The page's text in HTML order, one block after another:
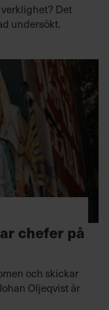
Det
undersökt.
chefer på
och skickar
Oljeqvist är